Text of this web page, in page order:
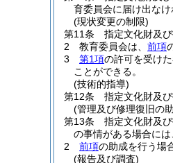
育委員会に届け出なけ
(現状変更の制限)
第11条
指定文化財及
2
教育委員会は、 前項
3
第1項の許可を受け
ことができる。
(技術的指導)
第12条
指定文化財及
(管理及び修理復旧の
第13条
指定文化財及
の事情がある場合に
2
前項の助成を行う場
(報告及び調査)